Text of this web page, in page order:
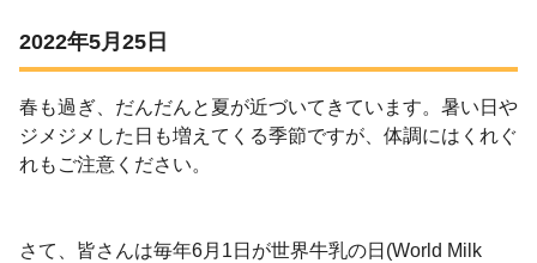
2022年5月25日
春も過ぎ、だんだんと夏が近づいてきています。暑い日や
ジメジメした日も増えてくる季節ですが、体調にはくれぐ
れもご注意ください。
さて、皆さんは毎年6月 1 日が世界牛乳の日 (World Milk